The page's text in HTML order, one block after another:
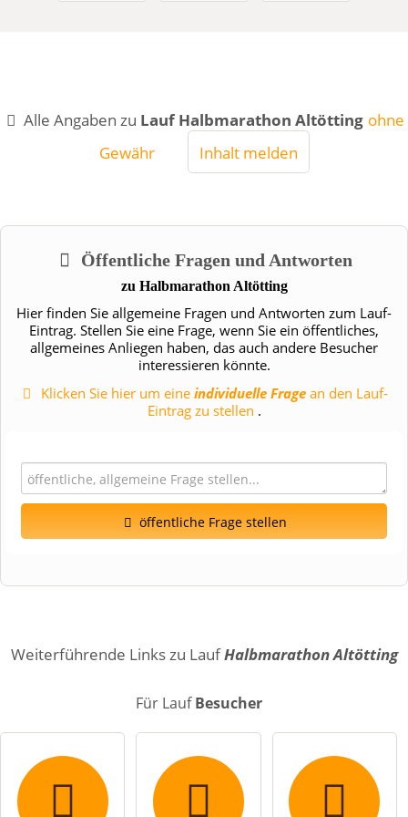
Alle Angaben zu Lauf Halbmarathon Altötting ohne
Gewähr
Inhalt melden
Öffentliche Fragen und Antworten
zu Halbmarathon Altötting
Hier finden Sie allgemeine Fragen und Antworten zum Lauf-
Eintrag. Stellen Sie eine Frage, wenn Sie ein öffentliches,
allgemeines Anliegen haben, das auch andere Besucher
interessieren könnte.
Klicken Sie hier um eineindividuelle Frage an den Lauf-
Eintrag zu stellen .
öffentliche Frage stellen
Name
Weiterführende Links zu LaufHalbmarathon Altötting
Für LaufBesucher